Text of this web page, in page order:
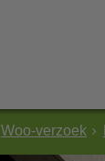
Woo-verzoek